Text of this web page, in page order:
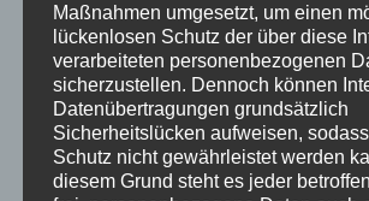
vergessen gerne, dass ja auch ein
Spiel beteiligt ist. Michael Smith
zu Höchstleistungen an –
Kompliment für ihn, leider mit der
unangenehmen
Niederlage. Zum anderen aber
Maßnahmen umgesetzt, um einen
lückenlosen Schutz der über diese
verarbeiteten personenbezogenen
sicherzustellen. Dennoch können
Datenübertragungen grundsätzlich
Sicherheitslücken aufweisen,
Schutz nicht gewährleistet werden
diesem Grund steht es jeder